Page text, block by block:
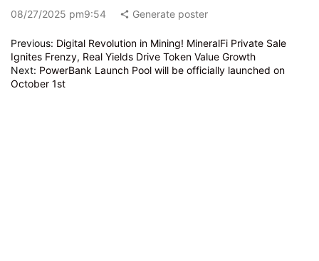
08/27/2025 pm9:54 Generate poster
Previous: Digital Revolution in Mining! MineralFi Private Sale
Ignites Frenzy, Real Yields Drive Token Value Growth
Next: PowerBank Launch Pool will be officially launched on
October 1st